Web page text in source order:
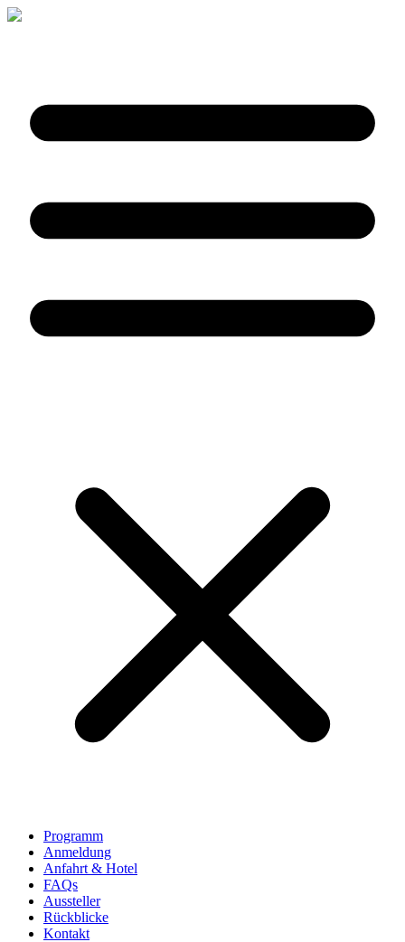
Programm
Anmeldung
Anfahrt & Hotel
FAQs
Aussteller
Rückblicke
Kontakt